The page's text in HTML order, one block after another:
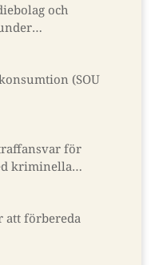
och
(SOU
för
kriminella
att förbereda